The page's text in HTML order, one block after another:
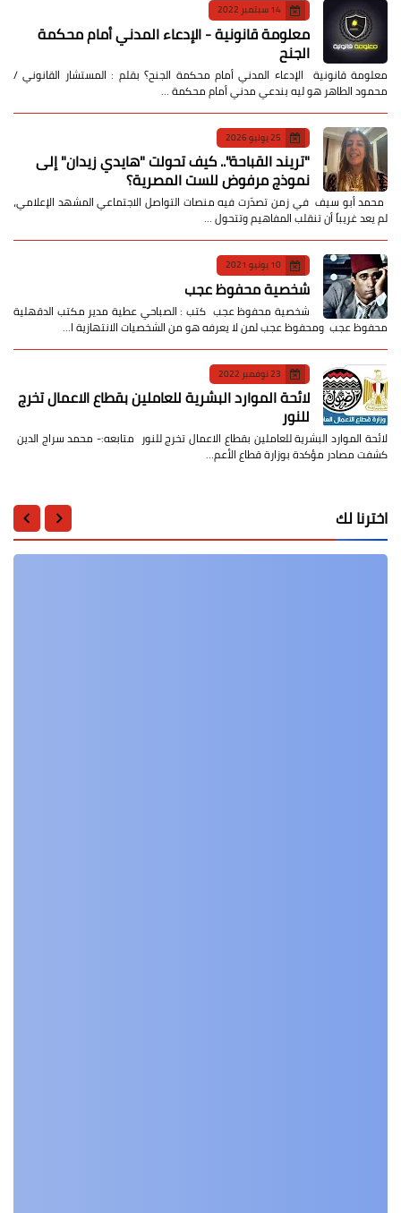
14 سبتمبر 2022
معلومة قانونية - الإدعاء المدني أمام محكمة
الجنح
معلومة قانونية الإدعاء المدني أمام محكمة الجنح؟ بقلم : المستشار القانوني /
محمود الطاهر هو ليه بندعي مدني أمام محكمة …
25 يوليو 2026
​"تريند القباحة".. كيف تحولت "هايدي زيدان" إلى
نموذج مرفوض للست المصرية؟
​ محمد أبو سيف ​في زمن تصدّرت فيه منصات التواصل الاجتماعي المشهد الإعلامي،
لم يعد غريباً أن تنقلب المفاهيم وتتحول …
10 يونيو 2021
شخصية محفوظ عجب
شخصية محفوظ عجب كتب : الصباحي عطية مدير مكتب الدقهلية
محفوظ عجب ومحفوظ عجب لمن لا يعرفه هو من الشخصيات الانتهازية ا…
23 نوفمبر 2022
لائحة الموارد البشرية للعاملين بقطاع الاعمال تخرج
للنور
لائحة الموارد البشرية للعاملين بقطاع الاعمال تخرج للنور متابعه:- محمد سراج الدين
كشفت مصادر مؤكدة بوزارة قطاع الأعم…
اخترنا لك